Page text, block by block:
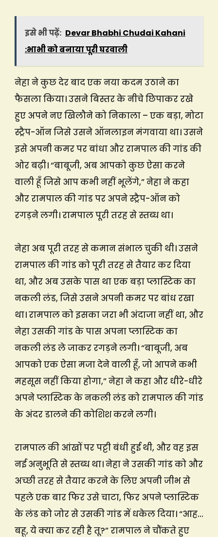
इसे भी पढ़ें: Devar Bhabhi Chudai Kahani
:भाभी को बनाया पूरी घरवाली
नेहा ने कुछ देर बाद एक नया कदम उठाने का
फैसला किया। उसने बिस्तर के नीचे छिपाकर रखे
हुए अपने नए खिलौने को निकाला – एक बड़ा, मोटा
स्ट्रैप-ऑन जिसे उसने ऑनलाइन मंगवाया था। उसने
इसे अपनी कमर पर बांधा और रामपाल की गांड की
ओर बढ़ी। “बाबूजी, अब आपको कुछ ऐसा करने
वाली हूँ जिसे आप कभी नहीं भूलेंगे,” नेहा ने कहा
और रामपाल की गांड पर अपने स्ट्रैप-ऑन को
रगड़ने लगी। रामपाल पूरी तरह से स्तब्ध था।
नेहा अब पूरी तरह से कमान संभाल चुकी थी। उसने
रामपाल की गांड को पूरी तरह से तैयार कर दिया
था, और अब उसके पास था एक बड़ा प्लास्टिक का
नकली लंड, जिसे उसने अपनी कमर पर बांध रखा
था। रामपाल को इसका जरा भी अंदाजा नहीं था, और
नेहा उसकी गांड के पास अपना प्लास्टिक का
नकली लंड ले जाकर रगड़ने लगी। “बाबूजी, अब
आपको एक ऐसा मजा देने वाली हूँ, जो आपने कभी
महसूस नहीं किया होगा,” नेहा ने कहा और धीरे-धीरे
अपने प्लास्टिक के नकली लंड को रामपाल की गांड
के अंदर डालने की कोशिश करने लगी।
रामपाल की आंखों पर पट्टी बंधी हुई थी, और वह इस
नई अनुभूति से स्तब्ध था। नेहा ने उसकी गांड को और
अच्छी तरह से तैयार करने के लिए अपनी जीभ से
पहले एक बार फिर उसे चाटा, फिर अपने प्लास्टिक
के लंड को जोर से उसकी गांड में धकेल दिया। “आह…
बहू, ये क्या कर रही है तू?” रामपाल ने चौंकते हुए